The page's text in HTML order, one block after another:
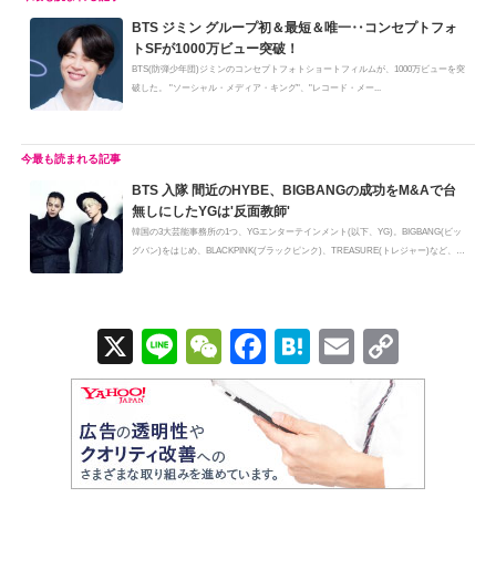
BTS ジミン グループ初＆最短＆唯一‥コンセプトフォ
トSFが1000万ビュー突破！
BTS(防弾少年団)ジミンのコンセプトフォトショートフィルムが、1000万ビューを突
破した。 "ソーシャル・メディア・キング"、"レコード・メー...
BTS 入隊 間近のHYBE、BIGBANGの成功をM&Aで台
無しにしたYGは'反面教師'
韓国の3大芸能事務所の1つ、YGエンターテインメント(以下、YG)。BIGBANG(ビッ
グバン)をはじめ、BLACKPINK(ブラックピンク)、TREASURE(トレジャー)など、国
X
Li
n
e
W
e
C
at
F
a
c
e
b
H
at
e
n
a
E
m
ail
o
Li